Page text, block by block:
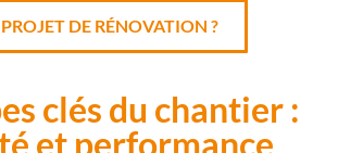
DE RÉNOVATION ?
clés du chantier :
et performance